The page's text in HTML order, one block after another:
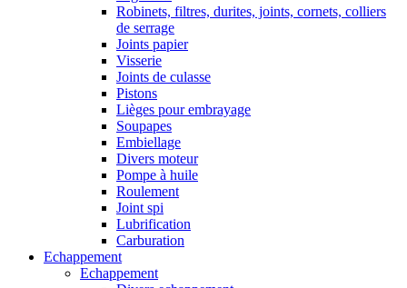
Robinets, filtres, durites, joints, cornets, colliers
de serrage
Joints papier
Visserie
Joints de culasse
Pistons
Lièges pour embrayage
Soupapes
Embiellage
Divers moteur
Pompe à huile
Roulement
Joint spi
Lubrification
Carburation
Echappement
Echappement